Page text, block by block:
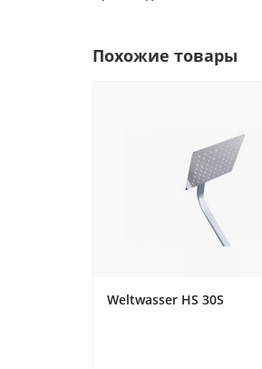
Похожие товары
Weltwasser HS 30S